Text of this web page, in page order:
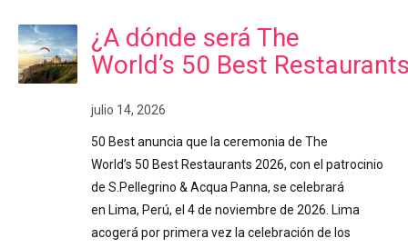
¿A dónde será The
World’s 50 Best
julio 14, 2026
50 Best anuncia que la ceremonia de The
World’s 50 Best Restaurants 2026, con el patrocinio
de S.Pellegrino & Acqua Panna, se celebrará
en Lima, Perú, el 4 de noviembre de 2026. Lima
acogerá por primera vez la celebración de los